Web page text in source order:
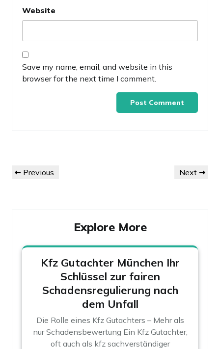
Website
Save my name, email, and website in this
browser for the next time I comment.
navigation
Previous
Previous
Next
Next
Explore More
Kfz Gutachter München Ihr
Schlüssel zur fairen
Schadensregulierung nach
dem Unfall
Die Rolle eines Kfz Gutachters – Mehr als
nur Schadensbewertung Ein Kfz Gutachter,
oft auch als kfz sachverständiger